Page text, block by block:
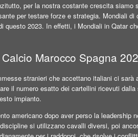
per la nostra costante crescita siamo
per testare forze e strategia. Mondiali di
2023. In effetti, i Mondiali in Qatar
Marocco Spagna
stranieri che accettano italiani ci sarà
il numero esatto dei cartellini ricevuti dalla
impianto.
americano dopo aver perso la leadership
si utilizzano cavalli diversi, poi